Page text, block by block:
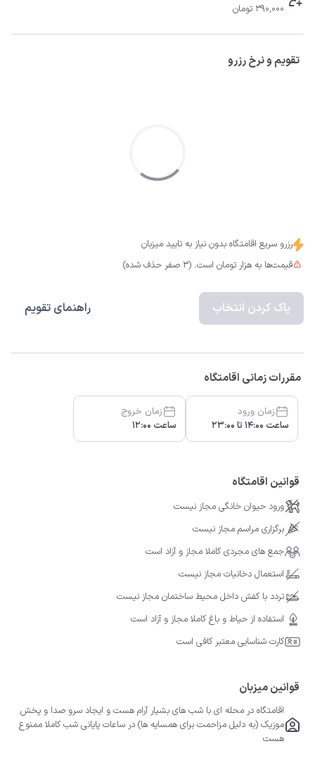
390,000 تومان
تقویم و نرخ رزرو
رزرو سریع اقامتگاه بدون نیاز به تایید میزبان
قیمت‌ها به هزار تومان است. (3 صفر حذف شده)
پاک کردن انتخاب راهنمای تقویم
مقررات زمانی اقامتگاه
زمان ورود
ساعت 14:00 تا 23:00
زمان خروج
ساعت 12:00
قوانین اقامتگاه
ورود حیوان خانگی مجاز نیست
برگزاری مراسم مجاز نیست
جمع های مجردی کاملا مجاز و آزاد است
استعمال دخانیات مجاز نیست
تردد با کفش داخل محیط ساختمان مجاز نیست
استفاده از حیاط و باغ کاملا مجاز و آزاد است
کارت شناسایی معتبر کافی است
قوانین میزبان
اقامتگاه در محله ای با شب های بشیار آرام هست و ایجاد سرو صدا و پخش
موزیک (به دلیل مزاحمت برای همسایه ها) در ساعات پایانی شب کاملا ممنوع
هست